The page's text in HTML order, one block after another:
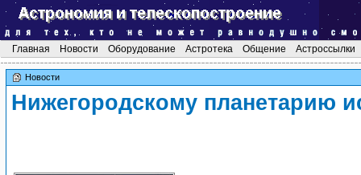
Главная Новости Оборудование Астротека Общение Астроссылки
Новости
Нижегородскому планетарию